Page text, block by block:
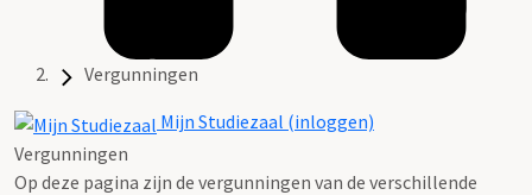
Vergunningen
Mijn Studiezaal (inloggen)
Vergunningen
Op deze pagina zijn de vergunningen van de verschillende